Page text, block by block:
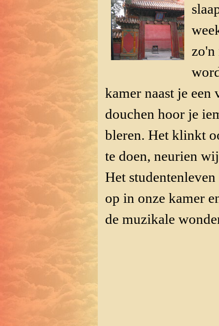
zo'n
kamer naast je
douchen hoor je
bleren. Het klinkt
te doen, neurien
Het
op in onze kamer
de muzikale